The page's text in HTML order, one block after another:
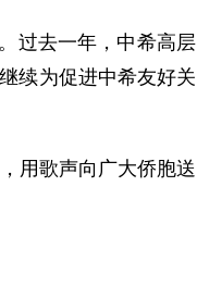
过去一年，中希高层
续为促进中希友好关
用歌声向广大侨胞送